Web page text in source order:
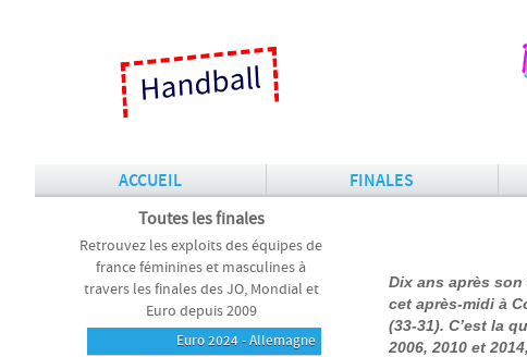
Handball
ACCUEIL FINALES
Toutes les finales
Retrouvez les exploits des équipes de
france féminines et masculines à
travers les finales des JO, Mondial et
Euro depuis 2009
Euro 2024 - Allemagne
Dix ans après son
cet après-midi à
(33-31). C’est la
2006, 2010 et